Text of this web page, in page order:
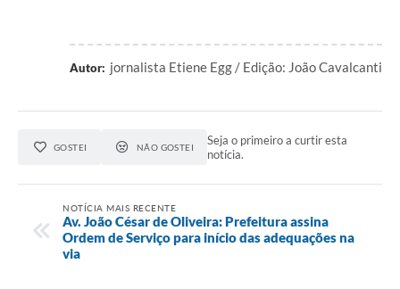
Autor: jornalista Etiene Egg / Edição: João Cavalcanti
GOSTEI NÃO GOSTEI
Seja o primeiro a curtir esta
notícia.
NOTÍCIA MAIS RECENTE
Av. João César de Oliveira: Prefeitura assina
Ordem de Serviço para início das adequações na
via